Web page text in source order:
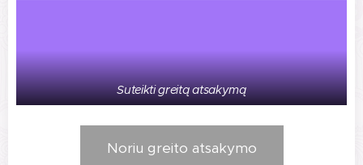
Suteikti greitą atsakymą
Noriu greito atsakymo